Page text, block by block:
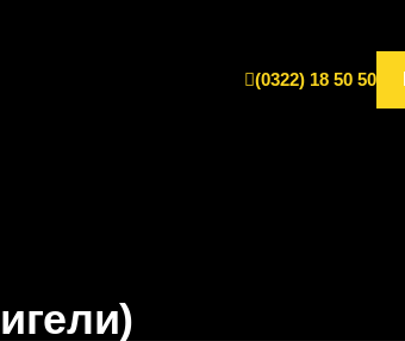
(0322) 18 50 50
игели)